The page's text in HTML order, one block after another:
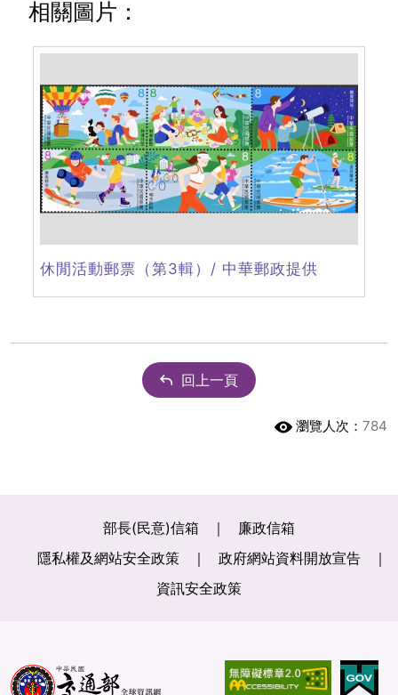
相關圖片：
休閒活動郵票（第3輯）/ 中華郵政提供
回上一頁
瀏覽人次： 784
部長(民意)信箱
廉政信箱
隱私權及網站安全政策
政府網站資料開放宣告
資訊安全政策